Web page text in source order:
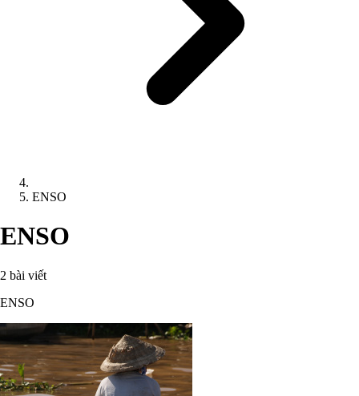
ENSO
ENSO
2 bài viết
ENSO